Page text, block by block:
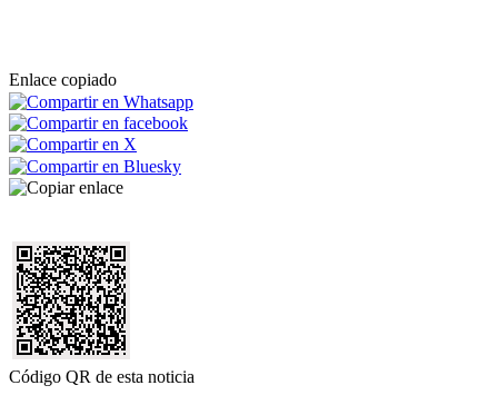
Enlace copiado
Código QR de esta noticia